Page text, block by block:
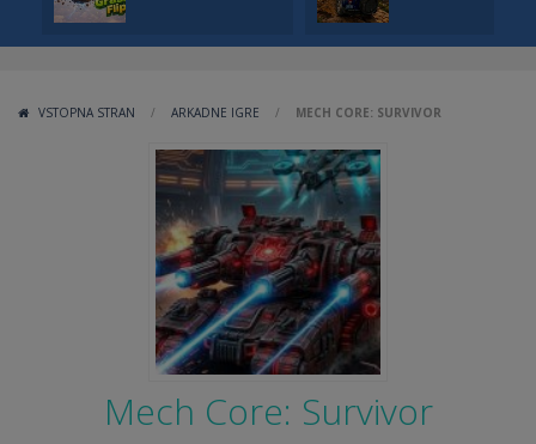
VSTOPNA STRAN / ARKADNE IGRE / MECH CORE: SURVIVOR
Mech Core: Survivor